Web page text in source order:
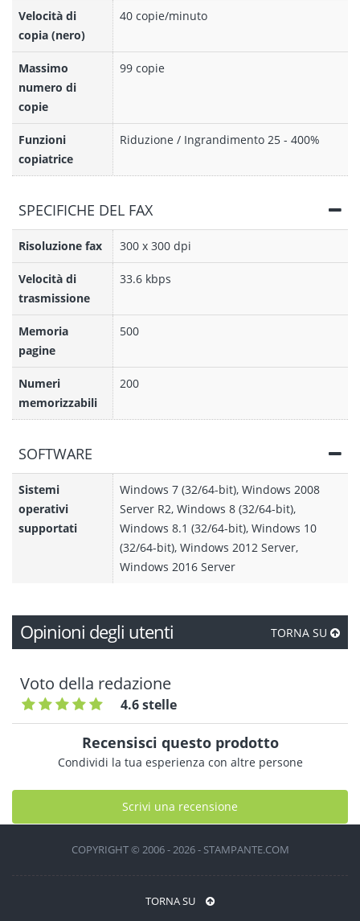
Velocità di
copia (nero)
40 copie/minuto
Massimo
numero di
copie
99 copie
Funzioni
copiatrice
Riduzione / Ingrandimento 25 - 400%
SPECIFICHE DEL FAX
Risoluzione fax 300 x 300 dpi
Velocità di
trasmissione
33.6 kbps
Memoria
pagine
500
Numeri
memorizzabili
200
SOFTWARE
Sistemi
operativi
supportati
Windows 7 (32/64-bit), Windows 2008
Server R2, Windows 8 (32/64-bit),
Windows 8.1 (32/64-bit), Windows 10
(32/64-bit), Windows 2012 Server,
Windows 2016 Server
Opinioni degli utenti TORNA SU
Voto della redazione
4.6 stelle
Recensisci questo prodotto
Condividi la tua esperienza con altre persone
Scrivi una recensione
COPYRIGHT © 2006 - 2026 - STAMPANTE.COM
TORNA SU